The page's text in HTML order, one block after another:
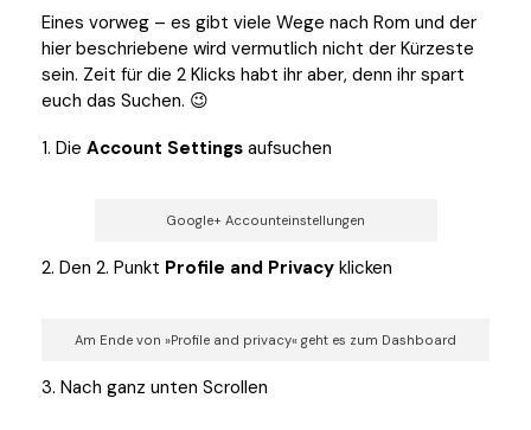
Eines vorweg – es gibt viele Wege nach Rom und der
hier beschriebene wird vermutlich nicht der Kürzeste
sein. Zeit für die 2 Klicks habt ihr aber, denn ihr spart
euch das Suchen. 😉
Die Account Settings aufsuchen
Google+ Accounteinstellungen
Den 2. Punkt Profile and Privacy klicken
Am Ende von »Profile and privacy« geht es zum Dashboard
Nach ganz unten Scrollen